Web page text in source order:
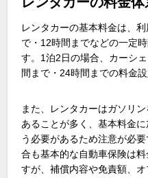
レンタカーの基本料金は、
で・ 12時間までなどの一定
す。 1泊2日の場合、カーシ
間まで・24時間までの料金
また、レンタカーはガソリ
あることが多く、基本料金
う必要があるため注意が必
合も基本的な自動車保険は
すが、補償内容や免責額、